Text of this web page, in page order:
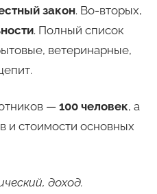
закон. Во-вторых,
. Полный список
ветеринарные,
— 100 человек, а
и стоимости основных
доход.